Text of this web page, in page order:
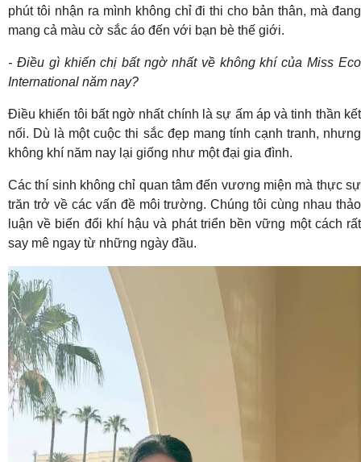
phút tôi nhận ra mình không chỉ đi thi cho bản thân, mà đang
mang cả màu cờ sắc áo đến với bạn bè thế giới.
- Điều gì khiến chị bất ngờ nhất về không khí của Miss Eco
International năm nay?
Điều khiến tôi bất ngờ nhất chính là sự ấm áp và tinh thần kết
nối. Dù là một cuộc thi sắc đẹp mang tính cạnh tranh, nhưng
không khí năm nay lại giống như một đại gia đình.
Các thí sinh không chỉ quan tâm đến vương miện mà thực sự
trăn trở về các vấn đề môi trường. Chúng tôi cùng nhau thảo
luận về biến đổi khí hậu và phát triển bền vững một cách rất
say mê ngay từ những ngày đầu.